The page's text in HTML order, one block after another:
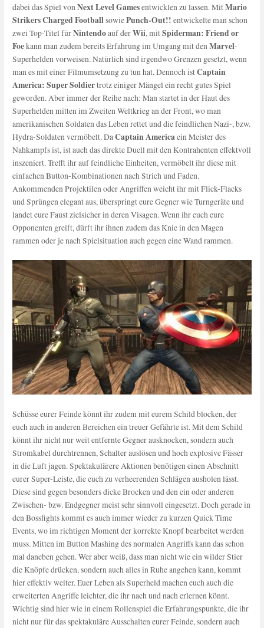
dabei das Spiel vonNext Level Gamesentwicklen zu lassen. MitMario
Strikers Charged FootballsowiePunch-Out!! entwickelte man schon
zwei Top-Titel fürNintendoauf derWii, mitSpiderman: Friend or
Foekann man zudem bereits Erfahrung im Umgang mit denMarvel-
Superhelden vorweisen. Natürlich sind irgendwo Grenzen gesetzt, wenn
man es mit einer Filmumsetzung zu tun hat. Dennoch istCaptain
America: Super Soldiertrotz einiger Mängel ein recht gutes Spiel
geworden. Aber immer der Reihe nach: Man startet in der Haut des
Superhelden mitten im Zweiten Weltkrieg an der Front, wo man
amerikanischen Soldaten das Leben rettet und die feindlichen Nazi-, bzw.
Hydra-Soldaten vermöbelt. DaCaptain Americaein Meister des
Nahkampfs ist, ist auch das direkte Duell mit den Kontrahenten effektvoll
inszeniert. Trefft ihr auf feindliche Einheiten, vermöbelt ihr diese mit
einfachen Button-Kombinationen nach Strich und Faden.
Ankommenden Projektilen oder Angriffen weicht ihr mit Flick-Flacks
und Sprüngen elegant aus, überspringt eure Gegner wie Turngeräte und
landet eure Faust zielsicher in deren Visagen. Wenn ihr euch eure
Opponenten greift, dürft ihr ihnen zudem das Knie in den Magen
rammen oder je nach Spielsituation auch gegen eine Wand rammen.
Schüsse eurer Feinde könnt ihr zudem mit eurem Schild blocken, der
euch auch in anderen Bereichen ein treuer Gefährte ist. Mit dem Schild
könnt ihr nicht nur weit entfernte Gegner ausknocken, sondern auch
Stromkabel durchtrennen, Schalter auslösen und hoch explosive Fässer
in die Luft jagen. Spektakulärere Aktionen benötigen einen Abschnitt
eurer Super-Leiste, die euch zu verheerenden Schlägen ausholen lässt.
Diese sind gegen besonders dicke Brocken und den ein oder anderen
Zwischen- bzw. Endgegner meist sehr sinnvoll eingesetzt. Doch gerade in
den Bossfights kommt es auch immer wieder zu kurzen Quick Time
Events, wo im richtigen Moment der korrekte Knopf bearbeitet werden
muss. Mitten im Button Mashing des normalen Angriffs kann das schon
mal daneben gehen. Wer aber weiß, dass man nicht wie ein wilder Stier
die Knöpfe drücken, sondern auch alles in Ruhe angehen kann, kommt
hier effektiv weiter. Euer Leben als Superheld machen euch auch die
erweiterten Angriffe leichter, die ihr nach und nach erlernen könnt.
Wichtig sind hier wie in einem Rollenspiel die Erfahrungspunkte, die ihr
nicht nur für das spektakuläre Ausschalten eurer Feinde, sondern auch